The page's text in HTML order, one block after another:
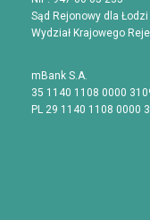
Sąd Rejonowy dla
Wydział Krajowego
mBank S.A.
35 1140 1108 0000
PL 29 1140 1108 0000